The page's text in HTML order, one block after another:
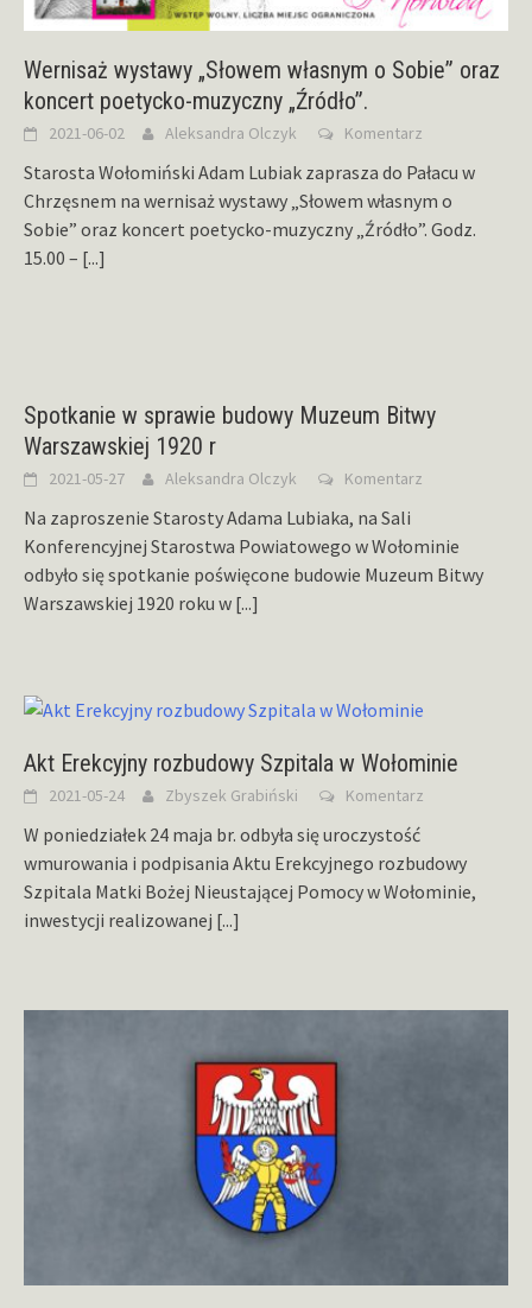
Wernisaż wystawy „Słowem własnym o Sobie” oraz
koncert poetycko-muzyczny „Źródło”.
2021-06-02 Aleksandra Olczyk Komentarz
Starosta Wołomiński Adam Lubiak zaprasza do Pałacu w
Chrzęsnem na wernisaż wystawy „Słowem własnym o
Sobie” oraz koncert poetycko-muzyczny „Źródło”. Godz.
15.00 – [...]
Spotkanie w sprawie budowy Muzeum Bitwy
Warszawskiej 1920 r
2021-05-27 Aleksandra Olczyk Komentarz
Na zaproszenie Starosty Adama Lubiaka, na Sali
Konferencyjnej Starostwa Powiatowego w Wołominie
odbyło się spotkanie poświęcone budowie Muzeum Bitwy
Warszawskiej 1920 roku w [...]
Akt Erekcyjny rozbudowy Szpitala w Wołominie
2021-05-24 Zbyszek Grabiński Komentarz
W poniedziałek 24 maja br. odbyła się uroczystość
wmurowania i podpisania Aktu Erekcyjnego rozbudowy
Szpitala Matki Bożej Nieustającej Pomocy w Wołominie,
inwestycji realizowanej [...]